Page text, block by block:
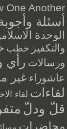
One Another
أسئلة
الوحدة
والتكفير خطب
ورسالات رأي
عاشوراء غير
لقاءات لقاء
قلّ ودلّ
محاضرات